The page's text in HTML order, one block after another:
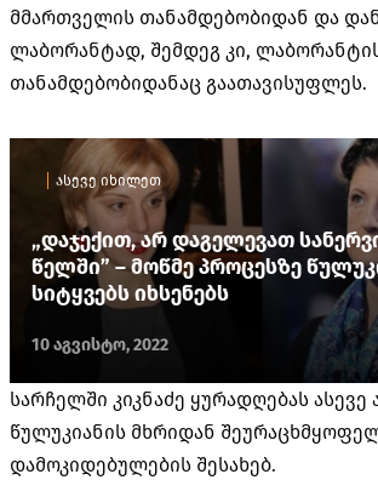
მმართველის თანამდებობიდან და
ლაბორანტად, შემდეგ კი,
თანამდებობიდანაც გაათავისუფლეს.
ასევე იხილეთ
„დაჯექით, არ დაგელევათ
წელში” – მოწმე პროცესზე
სიტყვებს იხსენებს
10 აგვისტო, 2022
სარჩელში კიკნაძე ყურადღებას ასევე
წულუკიანის მხრიდან
დამოკიდებულების შესახებ.